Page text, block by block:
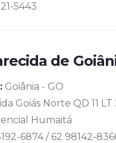
5443
de
Goiânia - GO
Goiás Norte QD 11 LT
Humaitá
6874 / 62 98142-